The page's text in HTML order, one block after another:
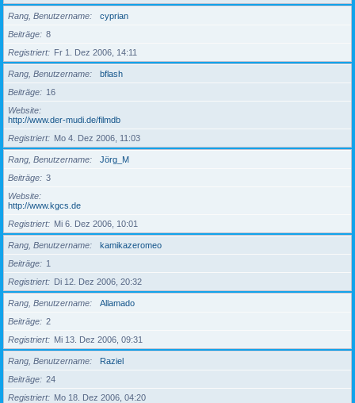
Rang, Benutzername
cyprian
Beiträge
8
Registriert
Fr 1. Dez 2006, 14:11
Rang, Benutzername
bflash
Beiträge
16
Website
http://www.der-mudi.de/filmdb
Registriert
Mo 4. Dez 2006, 11:03
Rang, Benutzername
Jörg_M
Beiträge
3
Website
http://www.kgcs.de
Registriert
Mi 6. Dez 2006, 10:01
Rang, Benutzername
kamikazeromeo
Beiträge
1
Registriert
Di 12. Dez 2006, 20:32
Rang, Benutzername
Allamado
Beiträge
2
Registriert
Mi 13. Dez 2006, 09:31
Rang, Benutzername
Raziel
Beiträge
24
Registriert
Mo 18. Dez 2006, 04:20